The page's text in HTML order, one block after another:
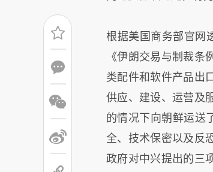
根据美国商务部官网
《伊朗交易与制裁
类配件和软件产品出
供应、建设、运营及
的情况下向朝鲜运送
全、技术保密以及反
政府对中兴提出的三